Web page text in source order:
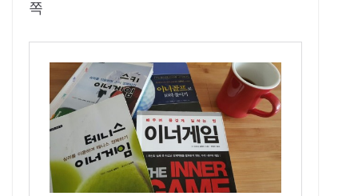
쪽